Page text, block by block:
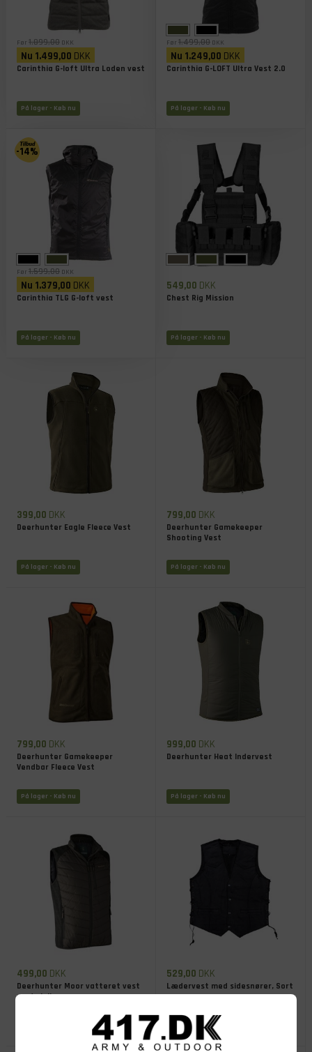
Før 1.899,00 DKK
Nu 1.499,00 DKK
Carinthia G-loft Ultra Loden vest
På lager - Køb nu
Før 1.499,00 DKK
Nu 1.249,00 DKK
Carinthia G-LOFT Ultra Vest 2.0
På lager - Køb nu
-14%
Før 1.599,00 DKK
Nu 1.379,00 DKK
Carinthia TLG G-loft vest
På lager - Køb nu
549,00 DKK
Chest Rig Mission
På lager - Køb nu
399,00 DKK
Deerhunter Eagle Fleece Vest
På lager - Køb nu
799,00 DKK
Deerhunter Gamekeeper
Shooting Vest
På lager - Køb nu
799,00 DKK
Deerhunter Gamekeeper
Vendbar Fleece Vest
På lager - Køb nu
999,00 DKK
Deerhunter Heat Indervest
På lager - Køb nu
499,00 DKK
Deerhunter Moor vatteret vest
med strik
529,00 DKK
Lædervest med sidesnører, Sort
På lager - Køb nu